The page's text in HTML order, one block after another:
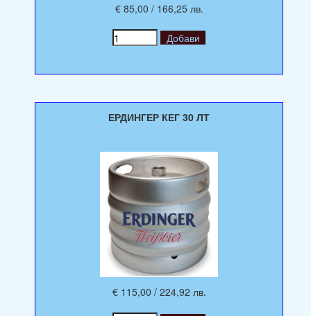
€ 85,00 / 166,25 лв.
ЕРДИНГЕР КЕГ 30 ЛТ
€ 115,00 / 224,92 лв.